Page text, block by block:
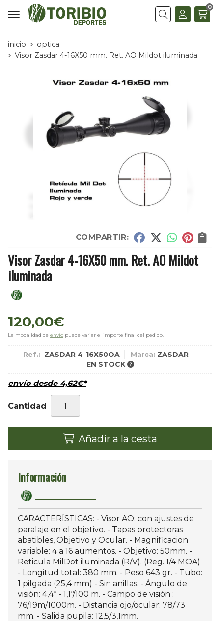
Buscar
0
inicio
optica
Visor Zasdar 4-16X50 mm. Ret. AO Mildot iluminada
COMPARTIR:
Visor Zasdar 4-16X50 mm. Ret. AO Mildot
iluminada
120,00€
La modalidad de envío puede variar el importe final del pedido.
Ref.: ZASDAR 4-16X50OA Marca: ZASDAR
EN STOCK
envío desde 4,62€*
Cantidad
Añadir a la cesta
Información
CARACTERÍSTICAS: - Visor AO: con ajustes de
paralaje en el objetivo. - Tapas protectoras
abatibles, Objetivo y Ocular. - Magnificacion
variable: 4 a 16 aumentos. - Objetivo: 50mm. -
Reticula MilDot iluminada (R/V). (Reg. 1/4 MOA)
- Longitud total: 380 mm. - Peso 643 gr. - Tubo:
1 pilgada (25,4 mm) - Sin anillas. - Ángulo de
visión: 4,4º - 1,1º/100 m. - Campo de visión :
76/19m/1000m. - Distancia ojo/ocular: 78/73
mm. - Salida pupila: 12,5/3,1mm.